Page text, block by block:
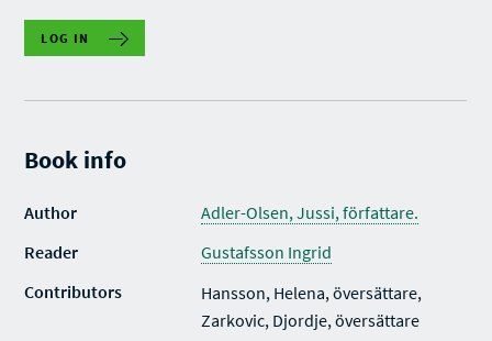
LOG IN
Book info
Author
Adler-Olsen, Jussi, författare.
Reader
Gustafsson Ingrid
Contributors
Hansson, Helena, översättare,
Zarkovic, Djordje, översättare